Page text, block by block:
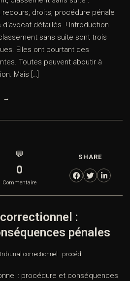
droits, procédure pénale
détaillés. ! Introduction
sans suite sont trois
Elles ont pourtant des
Toutes peuvent aboutir à
Mais […]
💬
0
Commentaire
SHARE
:
pénales
correctionnel : procéd
: procédure et conséquences